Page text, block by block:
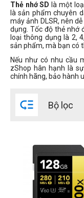
2890000đ
Thương hiệu
Exascend
Kingston
SanDisk
Dung lượng thẻ
32GB
64GB
128GB
Thẻ nhớ SD là một
là sản phẩm chuyên
máy ảnh DLSR, nên
dụng. Tốc độ thẻ nhớ
loại thông dụng là 2,
sản phẩm, mà bạn có
Nếu như có nhu cầu
zShop hân hạnh là
chính hãng, bảo hành
 Bộ lọc